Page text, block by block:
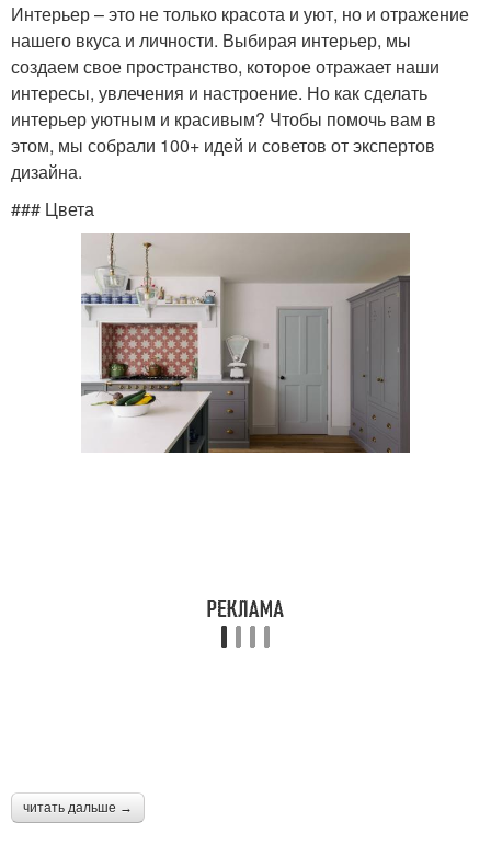
Интерьер – это не только красота и уют, но и отражение
нашего вкуса и личности. Выбирая интерьер, мы
создаем свое пространство, которое отражает наши
интересы, увлечения и настроение. Но как сделать
интерьер уютным и красивым? Чтобы помочь вам в
этом, мы собрали 100+ идей и советов от экспертов
дизайна.
### Цвета
читать дальше →